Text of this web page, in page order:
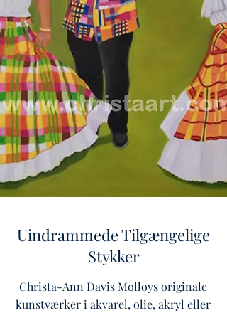
Uindrammede Tilgængelige
Stykker
Christa-Ann Davis Molloys originale
kunstværker i akvarel, olie, akryl eller